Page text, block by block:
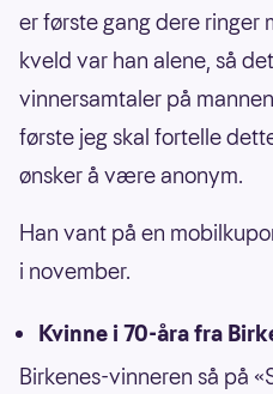
er første gang dere ringer
kveld var han alene, så
vinnersamtaler på
første jeg skal fortelle
ønsker å være anonym.
Han vant på en
i november.
Kvinne i 70-åra fra
Birkenes-vinneren så på